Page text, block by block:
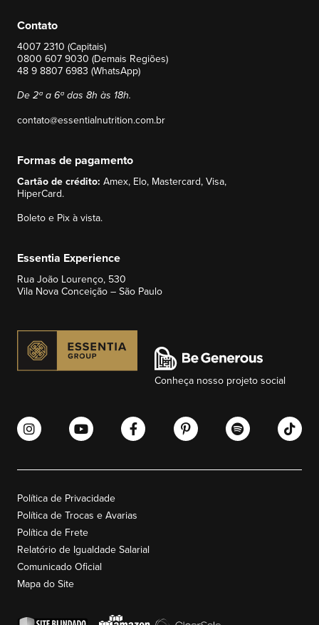
Contato
4007 2310 (Capitais)
0800 607 9030 (Demais Regiões)
48 9 8807 6983 (WhatsApp)
De 2ª a 6ª das 8h às 18h.
contato@essentialnutrition.com.br
Formas de pagamento
Cartão de crédito: Amex, Elo, Mastercard, Visa,
HiperCard.
Boleto e Pix à vista.
Essentia Experience
Rua João Lourenço, 530
Vila Nova Conceição – São Paulo
Conheça nosso projeto social
Política de Privacidade
Política de Trocas e Avarias
Política de Frete
Relatório de Igualdade Salarial
Comunicado Oficial
Mapa do Site